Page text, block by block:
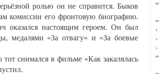
ролью он не справится. Быков
комиссии его фронтовую биографию.
оказался настоящим героем. Он был
медалями «За отвагу» и «За боевые
снимался в фильме «Как закалялась